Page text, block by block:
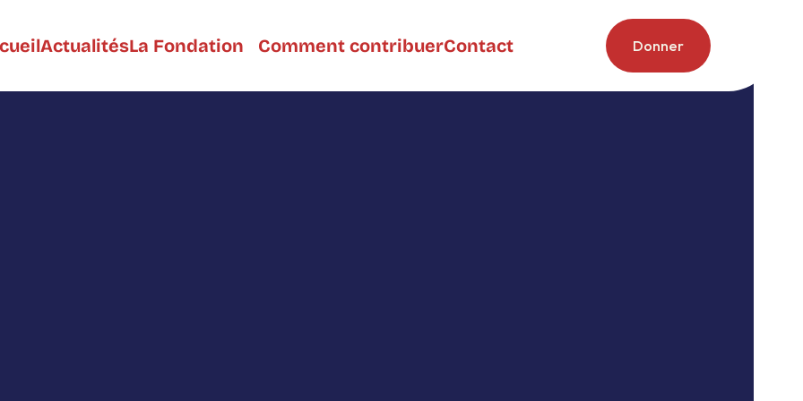
ActualitésLa Fondation Comment contribuerContact Donner